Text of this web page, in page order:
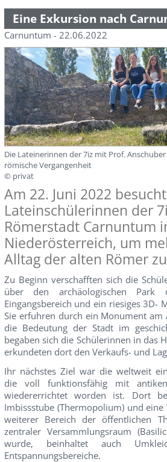
Eine Exkursion nach
Carnuntum - 22.06.2022
Die Lateinerinnen der 7iz mit Prof.
römische Vergangenheit
© privat
Am 22. Juni 2022
Lateinschülerinnen der
Römerstadt Carnuntum
Niederösterreich, um
Alltag der alten Römer
Zu Beginn verschafften sich die
über den archäologischen
Eingangsbereich und ein riesiges 3D-
Sie erfuhren durch ein Monument am
die Bedeutung der Stadt im
begaben sich die Schülerinnen in das
erkundeten dort den Verkaufs- und
Ihr nächstes Ziel war die weltweit
die voll funktionsfähig mit
wiedererrichtet worden ist. Dort
Imbissstube (Thermopolium) und eine
weiterer Bereich der öffentlichen
zentraler Versammlungsraum
wurde, beinhaltet auch
Entspannungsbereiche.